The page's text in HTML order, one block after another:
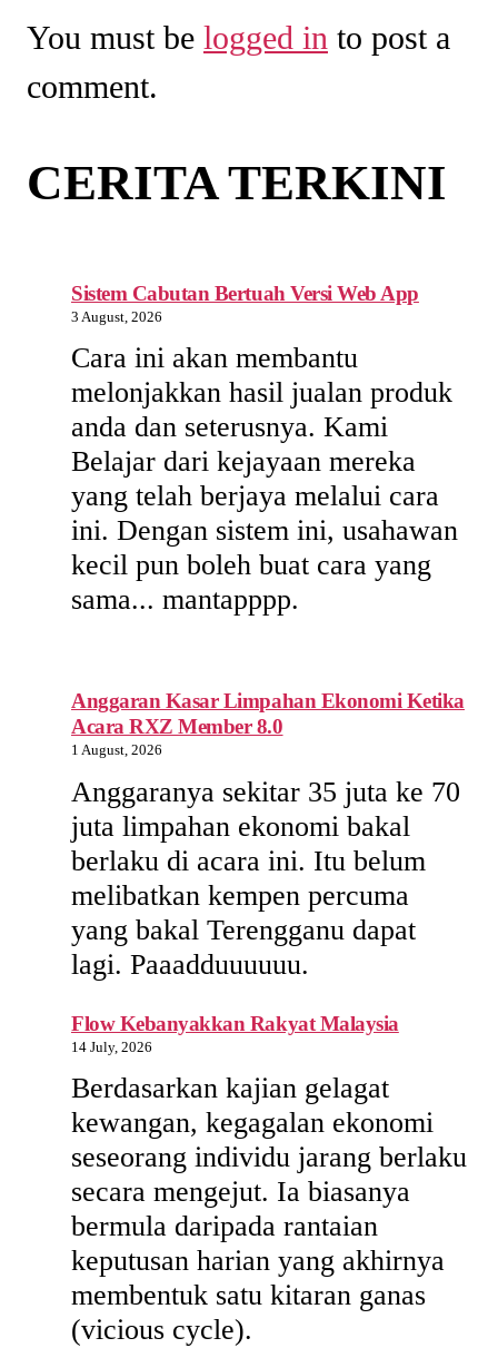
You must be logged in to post a
comment.
CERITA TERKINI
Sistem Cabutan Bertuah Versi Web App
3 August, 2026
Cara ini akan membantu
melonjakkan hasil jualan produk
anda dan seterusnya. Kami
Belajar dari kejayaan mereka
yang telah berjaya melalui cara
ini. Dengan sistem ini, usahawan
kecil pun boleh buat cara yang
sama... mantapppp.
Anggaran Kasar Limpahan Ekonomi Ketika
Acara RXZ Member 8.0
1 August, 2026
Anggaranya sekitar 35 juta ke 70
juta limpahan ekonomi bakal
berlaku di acara ini. Itu belum
melibatkan kempen percuma
yang bakal Terengganu dapat
lagi. Paaadduuuuuu.
Flow Kebanyakkan Rakyat Malaysia
14 July, 2026
Berdasarkan kajian gelagat
kewangan, kegagalan ekonomi
seseorang individu jarang berlaku
secara mengejut. Ia biasanya
bermula daripada rantaian
keputusan harian yang akhirnya
membentuk satu kitaran ganas
(vicious cycle).